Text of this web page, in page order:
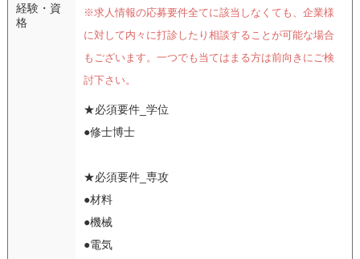
経験・資
格
※求人情報の応募要件全てに該当しなくても、企業様
に対して内々に打診したり相談することが可能な場合
もございます。一つでも当てはまる方は前向きにご検
討下さい。
★必須要件_学位
●修士博士
★必須要件_専攻
●材料
●機械
●電気